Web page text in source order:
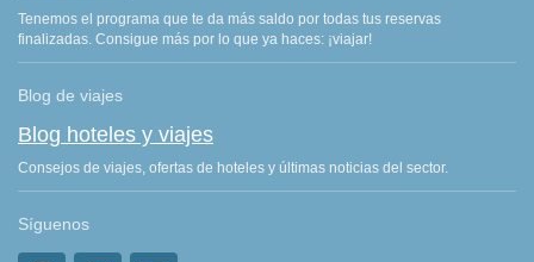
Tenemos el programa que te da más saldo por todas tus reservas
finalizadas. Consigue más por lo que ya haces: ¡viajar!
Blog de viajes
Blog hoteles y viajes
Consejos de viajes, ofertas de hoteles y últimas noticias del sector.
Síguenos